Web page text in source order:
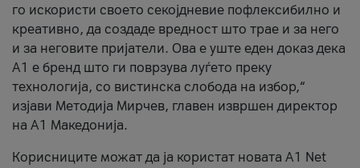
го искористи своето секојдневие пофлексибилно и
креативно, да создаде вредност што трае и за него
и за неговите пријатели. Ова е уште еден доказ дека
А1 е бренд што ги поврзува луѓето преку
технологија, со вистинска слобода на избор,“
изјави Методија Мирчев, главен извршен директор
на А1 Македонија.
Корисниците можат да ја користат новата А1 Net